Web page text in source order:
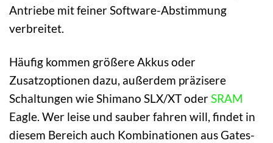
Antriebe mit feiner Software-Abstimmung
verbreitet.
Häufig kommen größere Akkus oder
Zusatzoptionen dazu, außerdem präzisere
Schaltungen wie Shimano SLX/XT oderSRAM
Eagle. Wer leise und sauber fahren will, findet in
diesem Bereich auch Kombinationen aus Gates-